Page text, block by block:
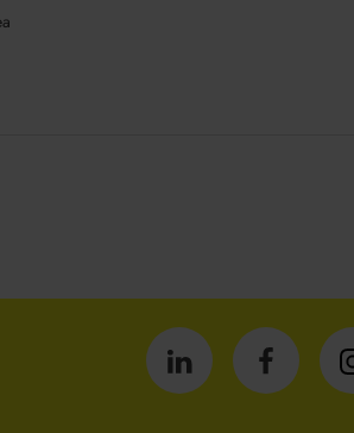
Isännöintiliitto
LinkedInissä